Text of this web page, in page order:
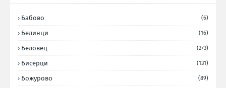
Бабово (6)
Белинци (16)
Беловец (273)
Бисерци (131)
Божурово (89)